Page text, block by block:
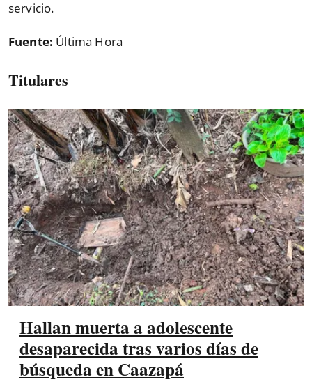
servicio.
Fuente: Última Hora
Titulares
Hallan muerta a adolescente
desaparecida tras varios días de
búsqueda en Caazapá